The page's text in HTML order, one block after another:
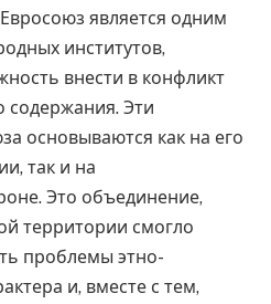
является одним
институтов,
внести в конфликт
содержания. Эти
основываются как на его
так и на
Это объединение,
территории смогло
проблемы этно-
и, вместе с тем,